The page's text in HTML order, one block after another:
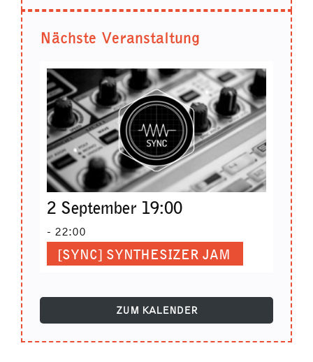
Nächste Veranstaltung
2 September 19:00
- 22:00
[SYNC] SYNTHESIZER JAM
ZUM KALENDER